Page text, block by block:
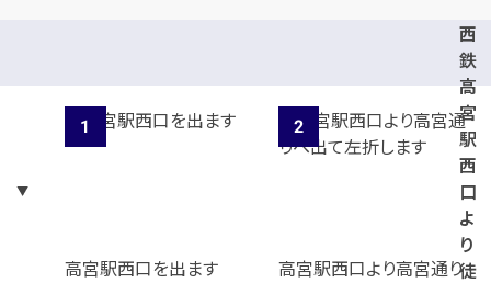
西
鉄
高
宮
駅
西
口
よ
り
徒
高宮駅西口を出ます
高宮駅西口より高宮通り